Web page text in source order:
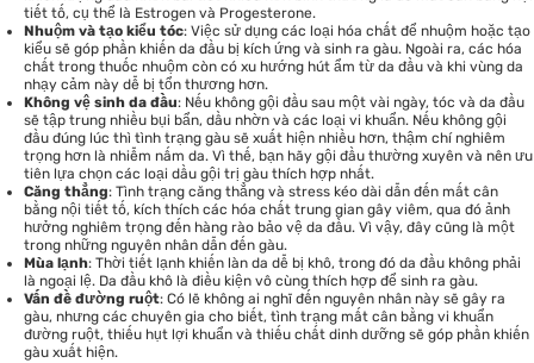
tiết tố, cụ thể là Estrogen và Progesterone.
Nhuộm và tạo kiểu tóc: Việc sử dụng các loại hóa chất để nhuộm hoặc tạo
kiểu sẽ góp phần khiến da đầu bị kích ứng và sinh ra gàu. Ngoài ra, các hóa
chất trong thuốc nhuộm còn có xu hướng hút ẩm từ da đầu và khi vùng da
nhạy cảm này dễ bị tổn thương hơn.
Không vệ sinh da đầu: Nếu không gội đầu sau một vài ngày, tóc và da đầu
sẽ tập trung nhiều bụi bẩn, dầu nhờn và các loại vi khuẩn. Nếu không gội
đầu đúng lúc thì tình trạng gàu sẽ xuất hiện nhiều hơn, thậm chí nghiêm
trọng hơn là nhiễm nấm da. Vì thế, bạn hãy gội đầu thường xuyên và nên ưu
tiên lựa chọn các loại dầu gội trị gàu thích hợp nhất.
Căng thẳng: Tình trạng căng thẳng và stress kéo dài dẫn đến mất cân
bằng nội tiết tố, kích thích các hóa chất trung gian gây viêm, qua đó ảnh
hưởng nghiêm trọng đến hàng rào bảo vệ da đầu. Vì vậy, đây cũng là một
trong những nguyên nhân dẫn đến gàu.
Mùa lạnh: Thời tiết lạnh khiến làn da dễ bị khô, trong đó da đầu không phải
là ngoại lệ. Da đầu khô là điều kiện vô cùng thích hợp để sinh ra gàu.
Vấn đề đường ruột: Có lẽ không ai nghĩ đến nguyên nhân này sẽ gây ra
gàu, nhưng các chuyên gia cho biết, tình trạng mất cân bằng vi khuẩn
đường ruột, thiếu hụt lợi khuẩn và thiếu chất dinh dưỡng sẽ góp phần khiến
gàu xuất hiện.